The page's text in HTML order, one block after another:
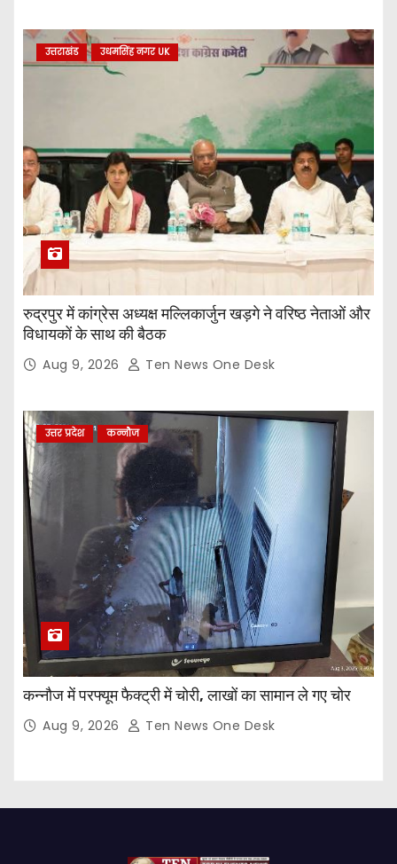
उत्तराखंड उधमसिंह नगर UK
रुद्रपुर में कांग्रेस अध्यक्ष मल्लिकार्जुन खड़गे ने वरिष्ठ नेताओं और
विधायकों के साथ की बैठक
Aug 9, 2026 Ten News One Desk
उत्तर प्रदेश कन्नौज
कन्नौज में परफ्यूम फैक्ट्री में चोरी, लाखों का सामान ले गए चोर
Aug 9, 2026 Ten News One Desk